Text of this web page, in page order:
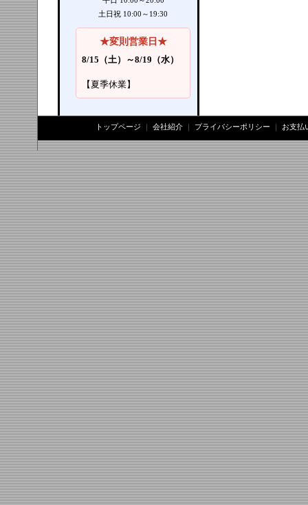
土日祝 10:00～19:30
★変則営業日★
8/15（土）～8/19（水）
【夏季休業】
トップページ 会社紹介 プライバシーポリシー お支払